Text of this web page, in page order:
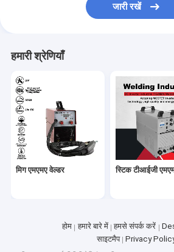
जारी रखें
हमारी श्रेणियाँ
मिग एमएमए वेल्डर स्टिक टीआईजी
होम हमारे बारे में हमसे संपर्क करें
साइटमैप
Privacy